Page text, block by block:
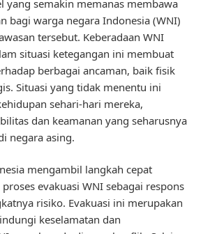
yang semakin memanas membawa
bagi warga negara Indonesia (WNI)
tersebut. Keberadaan WNI
situasi ketegangan ini membuat
berbagai ancaman, baik fisik
Situasi yang tidak menentu ini
sehari-hari mereka,
dan keamanan yang seharusnya
negara asing.
mengambil langkah cepat
evakuasi WNI sebagai respons
risiko. Evakuasi ini merupakan
keselamatan dan